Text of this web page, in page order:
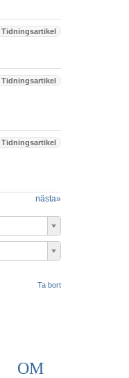
Tidningsartikel
Tidningsartikel
Tidningsartikel
nästa»
Ta bort
OM